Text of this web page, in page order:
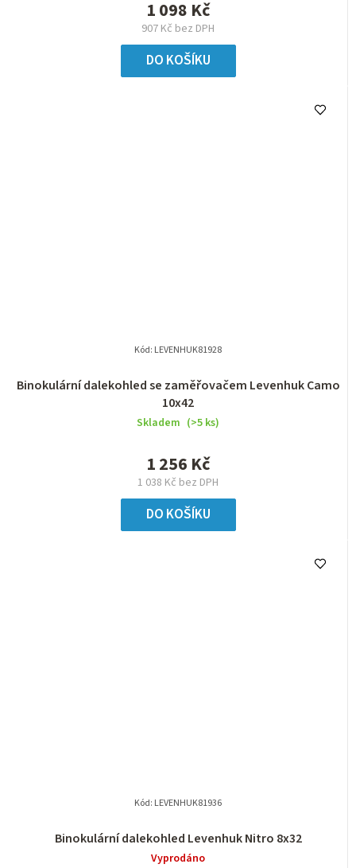
907 Kč bez DPH
1 098 Kč
DO KOŠÍKU
Binokulární dalekohled se zaměřovačem Levenhuk Camo
10x42
Skladem (>5 ks)
1 038 Kč bez DPH
1 256 Kč
DO KOŠÍKU
Kód: LEVENHUK81928
Binokulární dalekohled Levenhuk Nitro 8x32
Vyprodáno
Kód: LEVENHUK81936